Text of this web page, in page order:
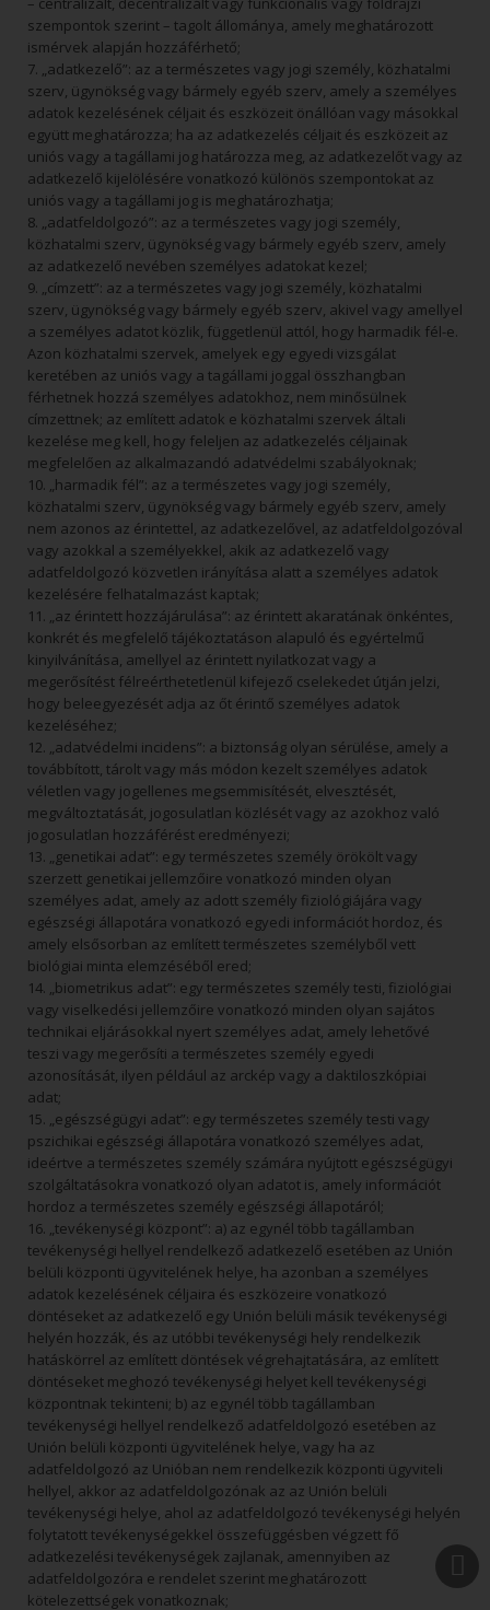
szempontok szerint – tagolt állománya, amely meghatározott
ismérvek alapján hozzáférhető;
7. „adatkezelő”: az a természetes vagy jogi személy, közhatalmi
szerv, ügynökség vagy bármely egyéb szerv, amely a személyes
adatok kezelésének céljait és eszközeit önállóan vagy másokkal
együtt meghatározza; ha az adatkezelés céljait és eszközeit az
uniós vagy a tagállami jog határozza meg, az adatkezelőt vagy az
adatkezelő kijelölésére vonatkozó különös szempontokat az
uniós vagy a tagállami jog is meghatározhatja;
8. „adatfeldolgozó”: az a természetes vagy jogi személy,
közhatalmi szerv, ügynökség vagy bármely egyéb szerv, amely
az adatkezelő nevében személyes adatokat kezel;
9. „címzett”: az a természetes vagy jogi személy, közhatalmi
szerv, ügynökség vagy bármely egyéb szerv, akivel vagy amellyel
a személyes adatot közlik, függetlenül attól, hogy harmadik fél-e.
Azon közhatalmi szervek, amelyek egy egyedi vizsgálat
keretében az uniós vagy a tagállami joggal összhangban
férhetnek hozzá személyes adatokhoz, nem minősülnek
címzettnek; az említett adatok e közhatalmi szervek általi
kezelése meg kell, hogy feleljen az adatkezelés céljainak
megfelelően az alkalmazandó adatvédelmi szabályoknak;
10. „harmadik fél”: az a természetes vagy jogi személy,
közhatalmi szerv, ügynökség vagy bármely egyéb szerv, amely
nem azonos az érintettel, az adatkezelővel, az adatfeldolgozóval
vagy azokkal a személyekkel, akik az adatkezelő vagy
adatfeldolgozó közvetlen irányítása alatt a személyes adatok
kezelésére felhatalmazást kaptak;
11. „az érintett hozzájárulása”: az érintett akaratának önkéntes,
konkrét és megfelelő tájékoztatáson alapuló és egyértelmű
kinyilvánítása, amellyel az érintett nyilatkozat vagy a
megerősítést félreérthetetlenül kifejező cselekedet útján jelzi,
hogy beleegyezését adja az őt érintő személyes adatok
kezeléséhez;
12. „adatvédelmi incidens”: a biztonság olyan sérülése, amely a
továbbított, tárolt vagy más módon kezelt személyes adatok
véletlen vagy jogellenes megsemmisítését, elvesztését,
megváltoztatását, jogosulatlan közlését vagy az azokhoz való
jogosulatlan hozzáférést eredményezi;
13. „genetikai adat”: egy természetes személy örökölt vagy
szerzett genetikai jellemzőire vonatkozó minden olyan
személyes adat, amely az adott személy fiziológiájára vagy
egészségi állapotára vonatkozó egyedi információt hordoz, és
amely elsősorban az említett természetes személyből vett
biológiai minta elemzéséből ered;
14. „biometrikus adat”: egy természetes személy testi, fiziológiai
vagy viselkedési jellemzőire vonatkozó minden olyan sajátos
technikai eljárásokkal nyert személyes adat, amely lehetővé
teszi vagy megerősíti a természetes személy egyedi
azonosítását, ilyen például az arckép vagy a daktiloszkópiai
adat;
15. „egészségügyi adat”: egy természetes személy testi vagy
pszichikai egészségi állapotára vonatkozó személyes adat,
ideértve a természetes személy számára nyújtott egészségügyi
szolgáltatásokra vonatkozó olyan adatot is, amely információt
hordoz a természetes személy egészségi állapotáról;
16. „tevékenységi központ”: a) az egynél több tagállamban
tevékenységi hellyel rendelkező adatkezelő esetében az Unión
belüli központi ügyvitelének helye, ha azonban a személyes
adatok kezelésének céljaira és eszközeire vonatkozó
döntéseket az adatkezelő egy Unión belüli másik tevékenységi
helyén hozzák, és az utóbbi tevékenységi hely rendelkezik
hatáskörrel az említett döntések végrehajtatására, az említett
döntéseket meghozó tevékenységi helyet kell tevékenységi
központnak tekinteni; b) az egynél több tagállamban
tevékenységi hellyel rendelkező adatfeldolgozó esetében az
Unión belüli központi ügyvitelének helye, vagy ha az
adatfeldolgozó az Unióban nem rendelkezik központi ügyviteli
hellyel, akkor az adatfeldolgozónak az az Unión belüli
tevékenységi helye, ahol az adatfeldolgozó tevékenységi helyén
folytatott tevékenységekkel összefüggésben végzett fő
adatkezelési tevékenységek zajlanak, amennyiben az
adatfeldolgozóra e rendelet szerint meghatározott
kötelezettségek vonatkoznak;